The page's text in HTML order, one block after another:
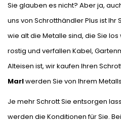
Sie glauben es nicht? Aber ja,
uns von Schrotthändler Plus ist Ihr
wie alt die Metalle sind, die Sie
rostig und verfallen Kabel,
Alteisen ist, wir kaufen Ihren
Marlwerden Sie von Ihrem
Je mehr Schrott Sie entsorgen
werden die Konditionen für Sie.